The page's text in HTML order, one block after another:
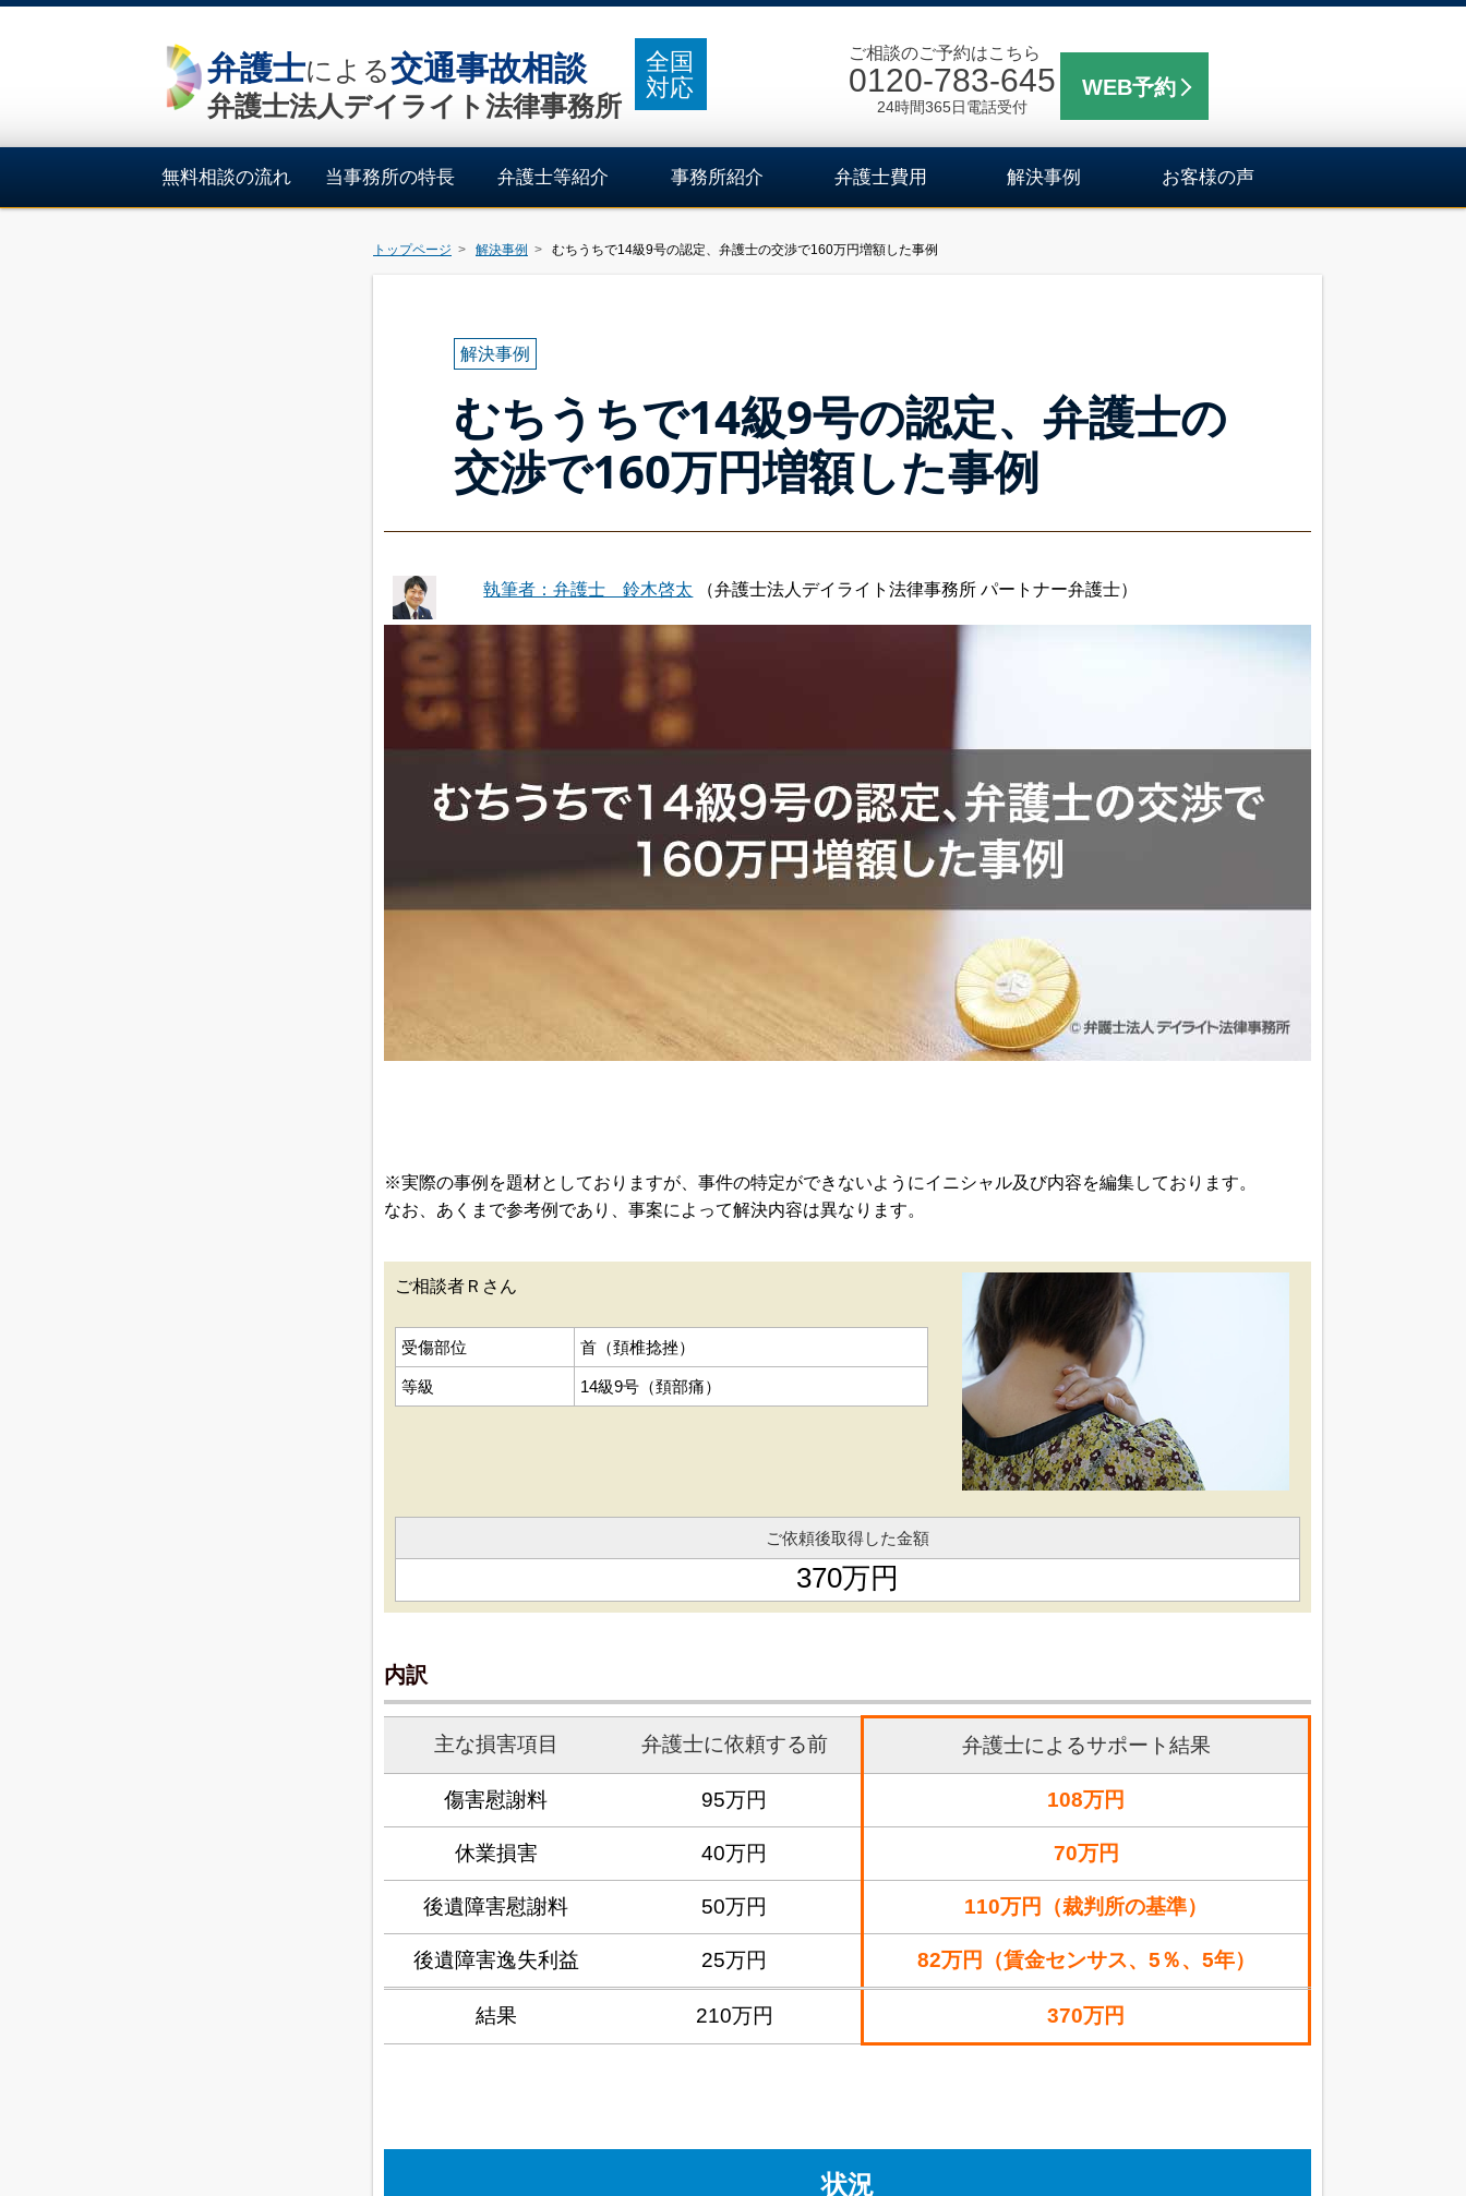
弁護士による交通事故相談
弁護士法人デイライト法律事務所
全国
対応
ご相談のご予約はこちら
0120-783-645
24時間365日電話受付
WEB予約
無料相談の流れ 当事務所の特長 弁護士等紹介 事務所紹介 弁護士費用 解決事例 お客様の声
トップページ 解決事例 むちうちで14級9号の認定、弁護士の交渉で160万円増額した事例
解決事例
むちうちで14級9号の認定、弁護士の
交渉で160万円増額した事例
執筆者：弁護士 鈴木啓太 （弁護士法人デイライト法律事務所 パートナー弁護士）
※実際の事例を題材としておりますが、事件の特定ができないようにイニシャル及び内容を編集しております。
なお、あくまで参考例であり、事案によって解決内容は異なります。
ご相談者Ｒさん
受傷部位 首（頚椎捻挫）
等級 14級9号（頚部痛）
ご依頼後取得した金額
370万円
内訳
主な損害項目 弁護士に依頼する前 弁護士によるサポート結果
傷害慰謝料 95万円 108万円
休業損害 40万円 70万円
後遺障害慰謝料 50万円 110万円（裁判所の基準）
後遺障害逸失利益 25万円 82万円（賃金センサス、5％、5年）
結果 210万円 370万円
状況